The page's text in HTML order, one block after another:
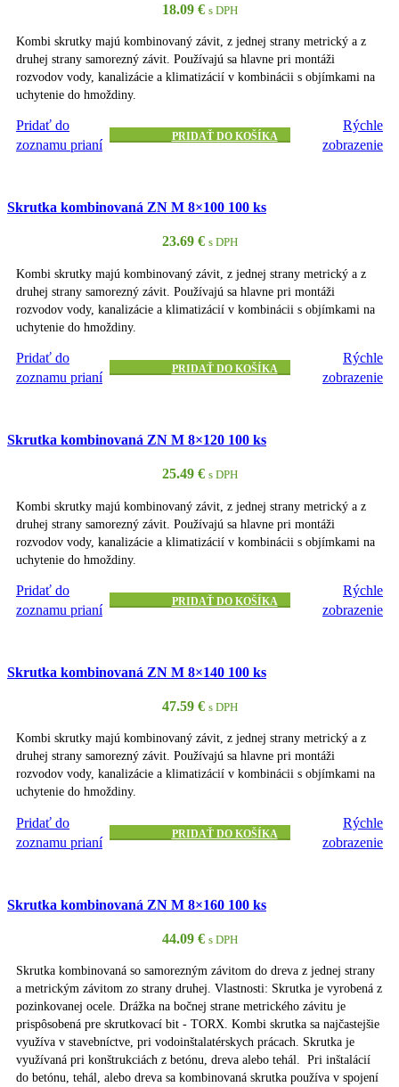
18.09 € s DPH
Kombi skrutky majú kombinovaný závit, z jednej strany metrický a z
druhej strany samorezný závit. Používajú sa hlavne pri montáži
rozvodov vody, kanalizácie a klimatizácií v kombinácii s objímkami na
uchytenie do hmoždiny.
Pridať do
zoznamu prianí
PRIDAŤ DO KOŠÍKA
Rýchle
zobrazenie
Skrutka kombinovaná ZN M 8×100 100 ks
23.69 € s DPH
Kombi skrutky majú kombinovaný závit, z jednej strany metrický a z
druhej strany samorezný závit. Používajú sa hlavne pri montáži
rozvodov vody, kanalizácie a klimatizácií v kombinácii s objímkami na
uchytenie do hmoždiny.
Pridať do
zoznamu prianí
PRIDAŤ DO KOŠÍKA
Rýchle
zobrazenie
Skrutka kombinovaná ZN M 8×120 100 ks
25.49 € s DPH
Kombi skrutky majú kombinovaný závit, z jednej strany metrický a z
druhej strany samorezný závit. Používajú sa hlavne pri montáži
rozvodov vody, kanalizácie a klimatizácií v kombinácii s objímkami na
uchytenie do hmoždiny.
Pridať do
zoznamu prianí
PRIDAŤ DO KOŠÍKA
Rýchle
zobrazenie
Skrutka kombinovaná ZN M 8×140 100 ks
47.59 € s DPH
Kombi skrutky majú kombinovaný závit, z jednej strany metrický a z
druhej strany samorezný závit. Používajú sa hlavne pri montáži
rozvodov vody, kanalizácie a klimatizácií v kombinácii s objímkami na
uchytenie do hmoždiny.
Pridať do
zoznamu prianí
PRIDAŤ DO KOŠÍKA
Rýchle
zobrazenie
Skrutka kombinovaná ZN M 8×160 100 ks
44.09 € s DPH
Skrutka kombinovaná so samorezným závitom do dreva z jednej strany
a metrickým závitom zo strany druhej. Vlastnosti: Skrutka je vyrobená z
pozinkovanej ocele. Drážka na bočnej strane metrického závitu je
prispôsobená pre skrutkovací bit - TORX. Kombi skrutka sa najčastejšie
využíva v stavebníctve, pri vodoinštalatérskych prácach. Skrutka je
využívaná pri konštrukciách z betónu, dreva alebo tehál. Pri inštalácií
do betónu, tehál, alebo dreva sa kombinovaná skrutka používa v spojení